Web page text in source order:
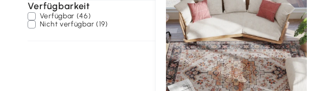
Verfügbarkeit
Verfügbar (46)
Nicht verfügbar (19)